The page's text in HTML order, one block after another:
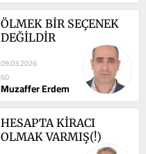
ÖLMEK BİR SEÇENEK
DEĞİLDİR
09.03.2026
60
Muzaffer Erdem
HESAPTA KİRACI
OLMAK VARMIŞ(!)